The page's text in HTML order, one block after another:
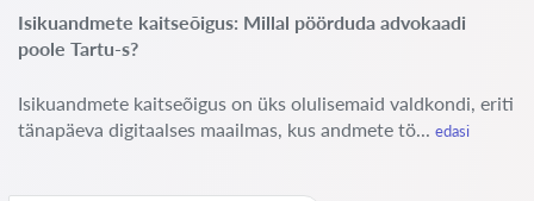
Isikuandmete kaitseõigus: Millal pöörduda advokaadi
poole Tartu-s?
Isikuandmete kaitseõigus on üks olulisemaid valdkondi, eriti
tänapäeva digitaalses maailmas, kus andmete tö... edasi